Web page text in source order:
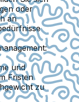
oder
an
und
Fristen
zu